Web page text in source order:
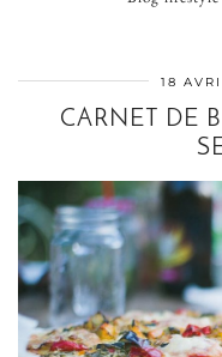
18
CARNET DE